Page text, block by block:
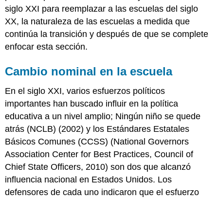
siglo XXI para reemplazar a las escuelas del siglo
XX, la naturaleza de las escuelas a medida que
continúa la transición y después de que se complete
enfocar esta sección.
Cambio nominal en la escuela
En el siglo XXI, varios esfuerzos políticos
importantes han buscado influir en la política
educativa a un nivel amplio; Ningún niño se quede
atrás (NCLB) (2002) y los Estándares Estatales
Básicos Comunes (CCSS) (National Governors
Association Center for Best Practices, Council of
Chief State Officers, 2010) son dos que alcanzó
influencia nacional en Estados Unidos. Los
defensores de cada uno indicaron que el esfuerzo